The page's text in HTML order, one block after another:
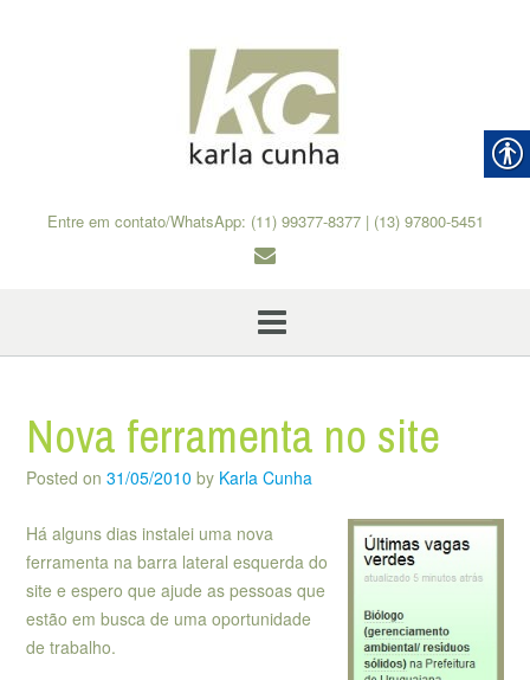
Entre em contato/WhatsApp: (11) 99377-8377 | (13) 97800-5451
Nova ferramenta no site
Posted on 31/05/2010 by Karla Cunha
Há alguns dias instalei uma nova
ferramenta na barra lateral esquerda do
site e espero que ajude as pessoas que
estão em busca de uma oportunidade
de trabalho.